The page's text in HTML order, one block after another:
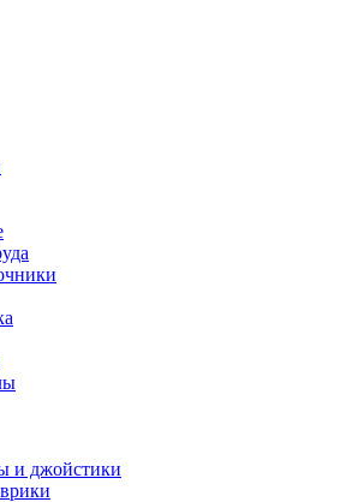
и джойстики